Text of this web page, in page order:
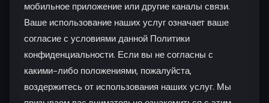
мобильное приложение или другие каналы связи.
Ваше использование наших услуг означает ваше
согласие с условиями данной Политики
конфиденциальности. Если вы не согласны с
какими-либо положениями, пожалуйста,
воздержитесь от использования наших услуг. Мы